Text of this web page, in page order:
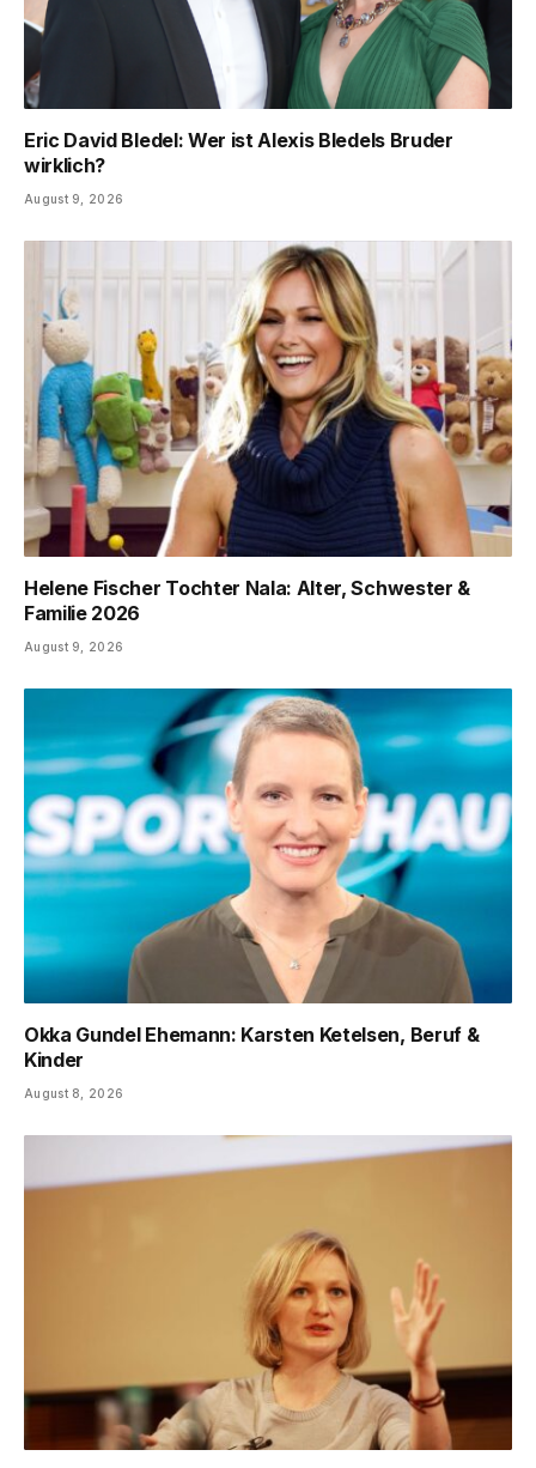
Eric David Bledel: Wer ist Alexis Bledels Bruder
wirklich?
August 9, 2026
Helene Fischer Tochter Nala: Alter, Schwester &
Familie 2026
August 9, 2026
Okka Gundel Ehemann: Karsten Ketelsen, Beruf &
Kinder
August 8, 2026